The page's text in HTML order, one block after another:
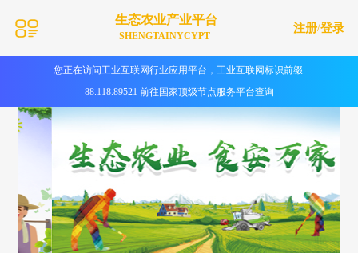
生态农业产业平台
SHENGTAINYCYPT
注册/登录
您正在访问工业互联网行业应用平台，工业互联网标识前缀:
88.118.89521 前往国家顶级节点服务平台查询